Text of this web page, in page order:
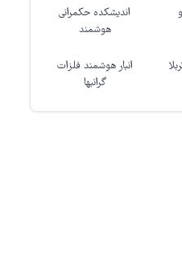
اندیشکده حکمرانی
هوشمند
انبار هوشمند فلزات
گرانبها